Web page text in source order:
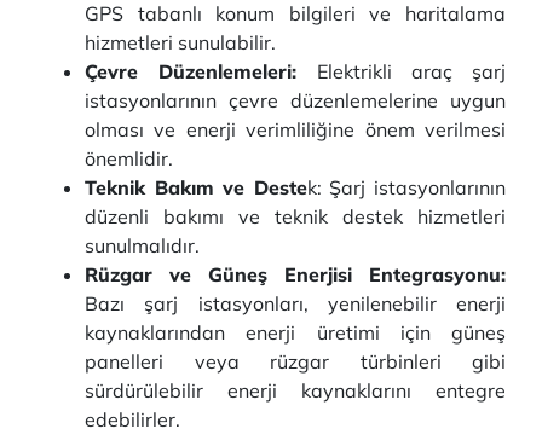
GPS tabanlı konum bilgileri ve haritalama
hizmetleri sunulabilir.
Çevre Düzenlemeleri: Elektrikli araç şarj
istasyonlarının çevre düzenlemelerine uygun
olması ve enerji verimliliğine önem verilmesi
önemlidir.
Teknik Bakım ve Destek: Şarj istasyonlarının
düzenli bakımı ve teknik destek hizmetleri
sunulmalıdır.
Rüzgar ve Güneş Enerjisi Entegrasyonu:
Bazı şarj istasyonları, yenilenebilir enerji
kaynaklarından enerji üretimi için güneş
panelleri veya rüzgar türbinleri gibi
sürdürülebilir enerji kaynaklarını entegre
edebilirler.